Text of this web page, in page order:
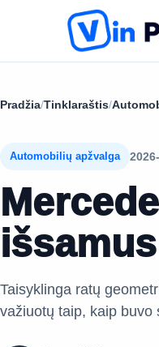
Pradžia/Tinklaraštis/
Automobilių apžvalga
Taisyklinga ratų
važiuotų taip, kaip buvo